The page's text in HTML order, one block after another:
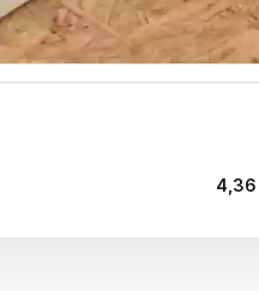
4,36